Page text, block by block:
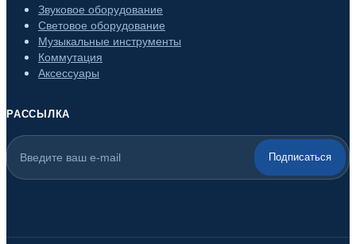
Звуковое оборудование
Световое оборудование
Музыкальные инструменты
Коммутация
Аксессуары
РАССЫЛКА
Подписаться